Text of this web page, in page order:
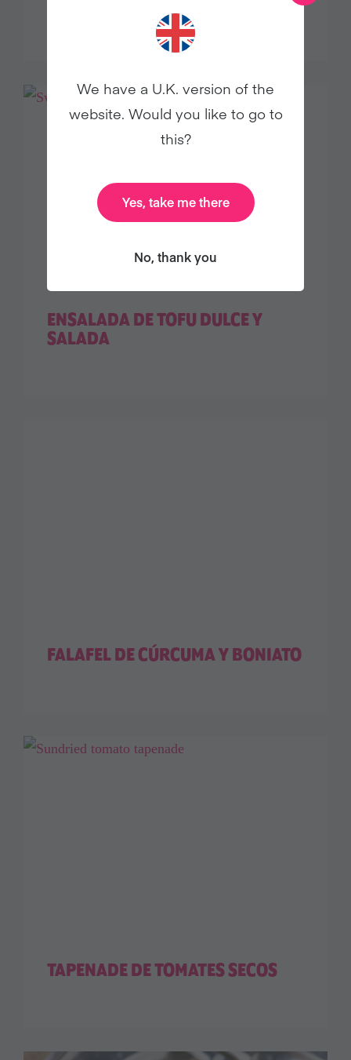
ENSALADA DE TOFU DULCE Y
SALADA
FALAFEL DE CÚRCUMA Y BONIATO
TAPENADE DE TOMATES SECOS
We have a U.K. version of the
website. Would you like to go to
this?
Yes, take me there
No, thank you